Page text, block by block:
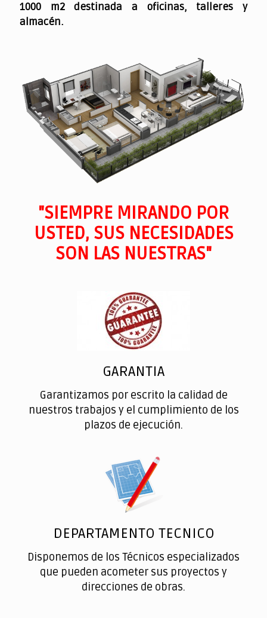
1000 m2 destinada a oficinas, talleres y
almacén.
"SIEMPRE MIRANDO POR
USTED, SUS NECESIDADES
SON LAS NUESTRAS"
GARANTIA
Garantizamos por escrito la calidad de
nuestros trabajos y el cumplimiento de los
plazos de ejecución.
DEPARTAMENTO TECNICO
Disponemos de los Técnicos especializados
que pueden acometer sus proyectos y
direcciones de obras.